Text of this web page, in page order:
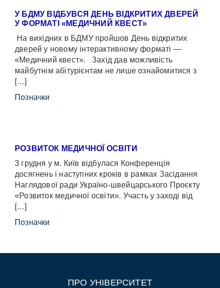
У БДМУ ВІДБУВСЯ ДЕНЬ ВІДКРИТИХ ДВЕРЕЙ
У ФОРМАТІ «МЕДИЧНИЙ КВЕСТ»
На вихідних в БДМУ пройшов День відкритих
дверей у новому інтерактивному форматі —
«Медичний квест». Захід дав можливість
майбутнім абітурієнтам не лише ознайомитися з
[…]
Позначки
РОЗВИТОК МЕДИЧНОЇ ОСВІТИ
3 грудня у м. Київ відбулася Конференція
досягнень і наступних кроків в рамках Засідання
Наглядової ради Україно-швейцарського Проєкту
«Розвиток медичної освіти». Участь у заході від
[…]
Позначки
ПРО УНІВЕРСИТЕТ